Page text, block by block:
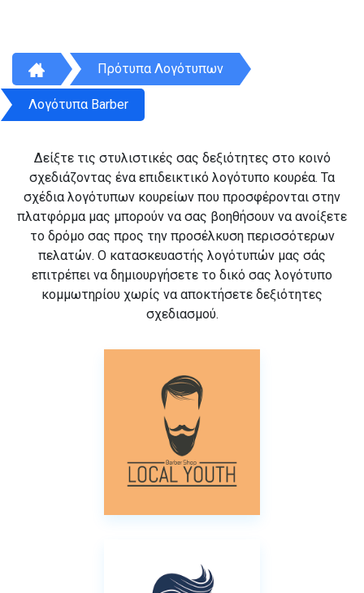
Πρότυπα Λογότυπων
Λογότυπα Barber
Δείξτε τις στυλιστικές σας δεξιότητες στο κοινό
σχεδιάζοντας ένα επιδεικτικό λογότυπο κουρέα. Τα
σχέδια λογότυπων κουρείων που προσφέρονται στην
πλατφόρμα μας μπορούν να σας βοηθήσουν να ανοίξετε
το δρόμο σας προς την προσέλκυση περισσότερων
πελατών. Ο κατασκευαστής λογότυπών μας σάς
επιτρέπει να δημιουργήσετε το δικό σας λογότυπο
κομμωτηρίου χωρίς να αποκτήσετε δεξιότητες
σχεδιασμού.